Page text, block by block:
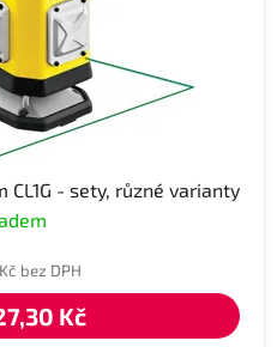
- sety, různé varianty
bez DPH
Kč